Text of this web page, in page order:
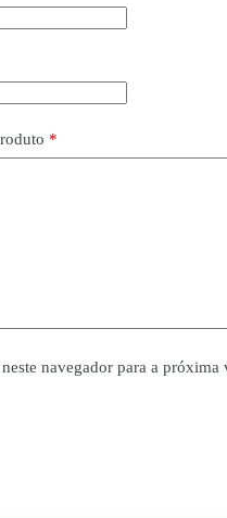
*
navegador para a próxima